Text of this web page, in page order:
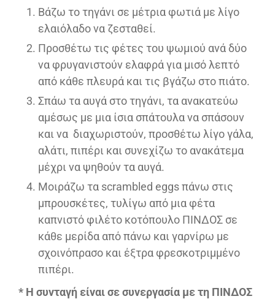
Βάζω το τηγάνι σε μέτρια φωτιά με λίγο
ελαιόλαδο να ζεσταθεί.
Προσθέτω τις φέτες του ψωμιού ανά δύο
να φρυγανιστούν ελαφρά για μισό λεπτό
από κάθε πλευρά και τις βγάζω στο πιάτο.
Σπάω τα αυγά στο τηγάνι, τα ανακατεύω
αμέσως με μια ίσια σπάτουλα να σπάσουν
και να διαχωριστούν, προσθέτω λίγο γάλα,
αλάτι, πιπέρι και συνεχίζω το ανακάτεμα
μέχρι να ψηθούν τα αυγά.
Μοιράζω τα scrambled eggs πάνω στις
μπρουσκέτες, τυλίγω από μια φέτα
καπνιστό φιλέτο κοτόπουλο ΠΙΝΔΟΣ σε
κάθε μερίδα από πάνω και γαρνίρω με
σχοινόπρασο και έξτρα φρεσκοτριμμένο
πιπέρι.
* Η συνταγή είναι σε συνεργασία με τη ΠΙΝΔΟΣ